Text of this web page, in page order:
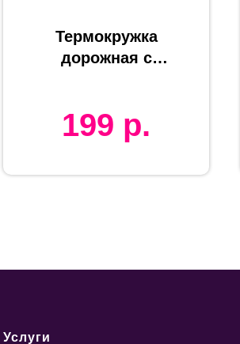
Термокружка
дорожная с
металл, лазерная
гравировка
199 р.
Услуги